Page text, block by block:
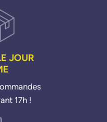
JOUR
17h !